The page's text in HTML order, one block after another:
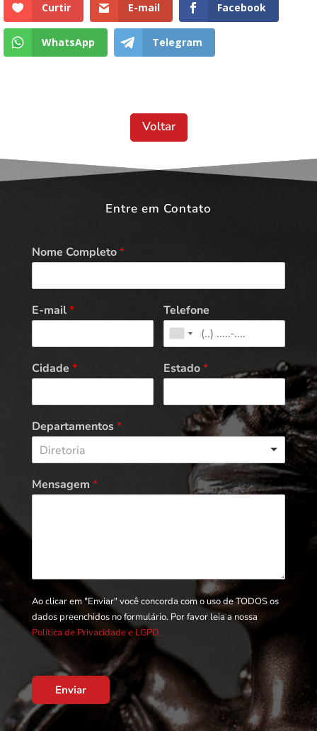
Curtir E-mail Facebook
WhatsApp Telegram
Voltar
Entre em Contato
Nome Completo*
E-mail* Telefone
Cidade * Estado*
Departamentos*
Diretoria
Mensagem *
Ao clicar em "Enviar" você concorda com o uso de TODOS os
dados preenchidos no formulário. Por favor leia a nossa
Política de Privacidade e LGPD.
Enviar